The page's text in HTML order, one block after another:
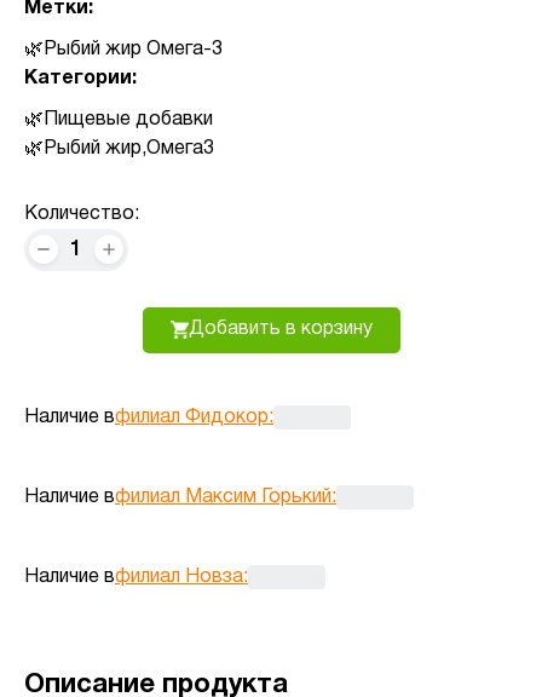
Метки:
Рыбий жир Омега-3
Категории:
Пищевые добавки
Рыбий жир,Омега3
Количество:
1
Добавить в корзину
Наличие вфилиал Фидокор:
Наличие вфилиал Максим Горький:
Наличие вфилиал Новза:
Описание продукта